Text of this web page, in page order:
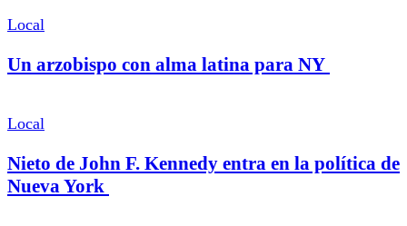
Local
Un arzobispo con alma latina para NY
Local
Nieto de John F. Kennedy entra en la política de
Nueva York